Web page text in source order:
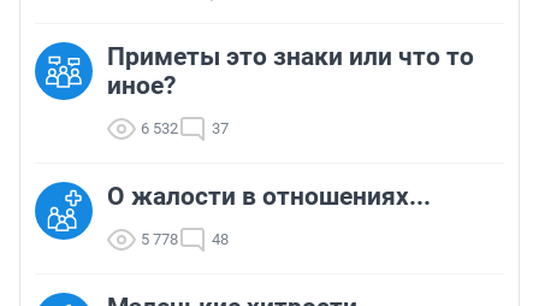
Приметы это знаки или что то
иное?
6 532 37
О жалости в отношениях...
5 778 48